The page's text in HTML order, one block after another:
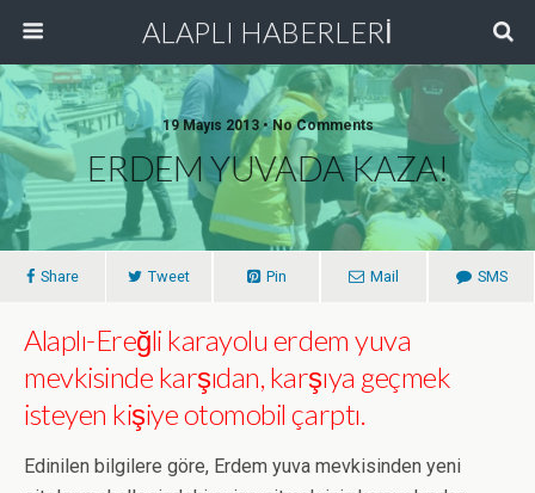
ALAPLI HABERLERİ
19 Mayıs 2013 • No Comments
ERDEM YUVADA KAZA!
Share Tweet Pin Mail SMS
Alaplı-Ereğli karayolu erdem yuva
mevkisinde karşıdan, karşıya geçmek
isteyen kişiye otomobil çarptı.
Edinilen bilgilere göre, Erdem yuva mevkisinden yeni